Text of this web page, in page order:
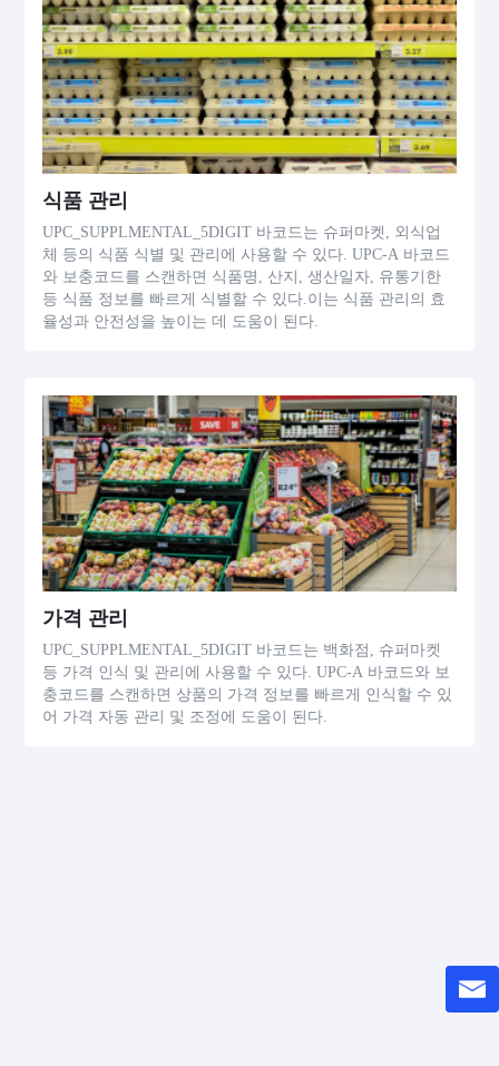
식품 관리
UPC_SUPPLMENTAL_5DIGIT 바코드는 슈퍼마켓, 외식업
체 등의 식품 식별 및 관리에 사용할 수 있다. UPC-A 바코드
와 보충코드를 스캔하면 식품명, 산지, 생산일자, 유통기한
등 식품 정보를 빠르게 식별할 수 있다.이는 식품 관리의 효
율성과 안전성을 높이는 데 도움이 된다.
가격 관리
UPC_SUPPLMENTAL_5DIGIT 바코드는 백화점, 슈퍼마켓
등 가격 인식 및 관리에 사용할 수 있다. UPC-A 바코드와 보
충코드를 스캔하면 상품의 가격 정보를 빠르게 인식할 수 있
어 가격 자동 관리 및 조정에 도움이 된다.